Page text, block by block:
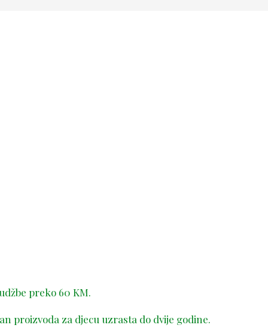
preko 60 KM.
proizvoda za djecu uzrasta do dvije godine.